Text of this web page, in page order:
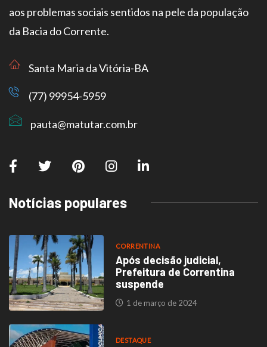
aos problemas sociais sentidos na pele da população
da Bacia do Corrente.
Santa Maria da Vitória-BA
(77) 99954-5959
pauta@matutar.com.br
Notícias populares
CORRENTINA
Após decisão judicial,
Prefeitura de Correntina
suspende
1 de março de 2024
DESTAQUE